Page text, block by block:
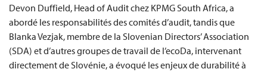
Devon Duffield, Head of Audit chez KPMG South Africa, a
abordé les responsabilités des comités d’audit, tandis que
Blanka Vezjak, membre de la Slovenian Directors’ Association
(SDA) et d’autres groupes de travail de l’ecoDa, intervenant
directement de Slovénie, a évoqué les enjeux de durabilité à